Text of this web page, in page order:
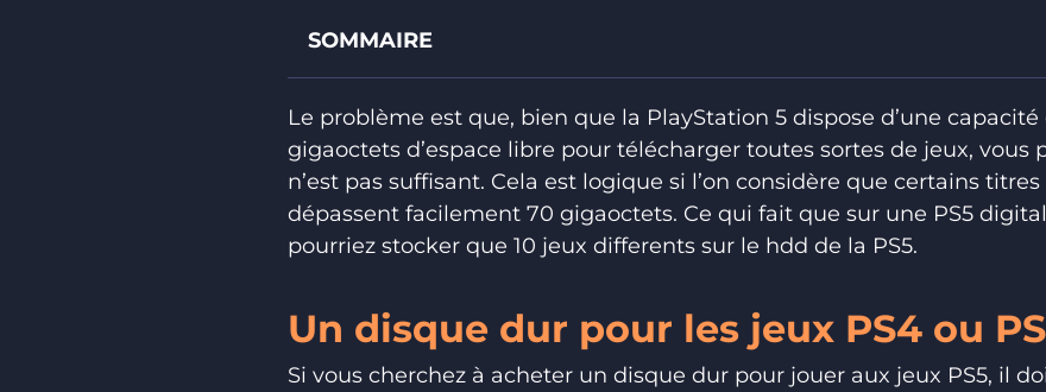
SOMMAIRE
Le problème est que, bien que la PlayStation 5 dispose d’une
gigaoctets d’espace libre pour télécharger toutes sortes de jeux, vous
n’est pas suffisant. Cela est logique si l’on considère que certains
dépassent facilement 70 gigaoctets. Ce qui fait que sur une PS5
pourriez stocker que 10 jeux differents sur le hdd de la PS5.
Un disque dur pour les jeux PS4 ou
Si vous cherchez à acheter un disque dur pour jouer aux jeux PS5, il